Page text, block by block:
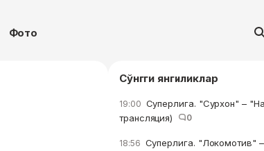
Фото
Сўнгги янгиликлар
19:00 Суперлига. "Сурхон" –
трансляция)
0
18:56 Суперлига. "Локомотив"